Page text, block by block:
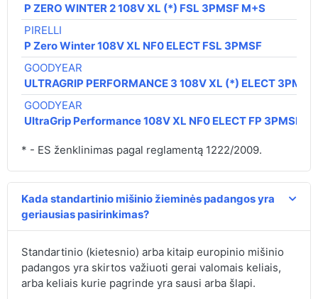
P ZERO WINTER 2 108V XL (*) FSL 3PMSF M+S
PIRELLI
P Zero Winter 108V XL NF0 ELECT FSL 3PMSF
GOODYEAR
ULTRAGRIP PERFORMANCE 3 108V XL (*) ELECT
GOODYEAR
UltraGrip Performance 108V XL NF0 ELECT FP 3PMSF
* - ES ženklinimas pagal reglamentą 1222/2009.
Kada standartinio mišinio žieminės padangos yra
geriausias pasirinkimas?
Standartinio (kietesnio) arba kitaip europinio mišinio
padangos yra skirtos važiuoti gerai valomais keliais,
arba keliais kurie pagrinde yra sausi arba šlapi.